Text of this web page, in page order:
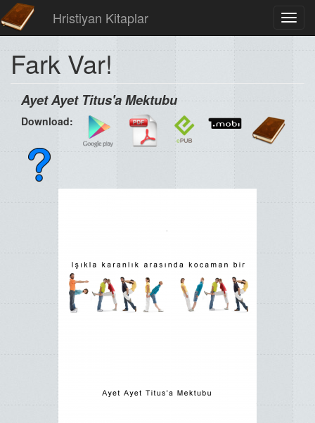
Hristiyan Kitaplar
Fark Var!
Ayet Ayet Titus'a Mektubu
Download: